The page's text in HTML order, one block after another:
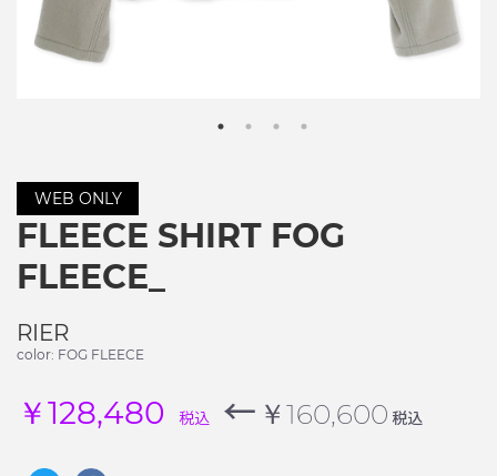
WEB ONLY
FLEECE SHIRT FOG
FLEECE_
RIER
color: FOG FLEECE
￥128,480 税込 ← ￥160,600 税込